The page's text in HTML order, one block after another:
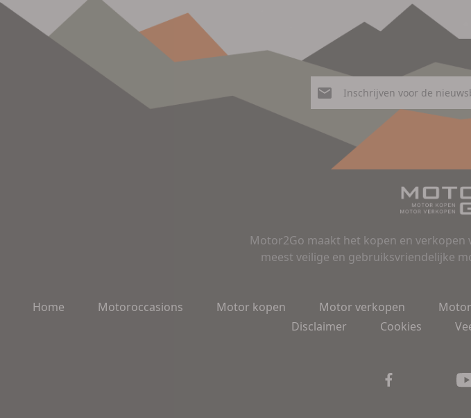
Motor2Go maakt het kopen en
meest veilige en gebruiksvriendelijke
Home Motoroccasions Motor kopen Motor verkopen
Disclaimer
Cookies